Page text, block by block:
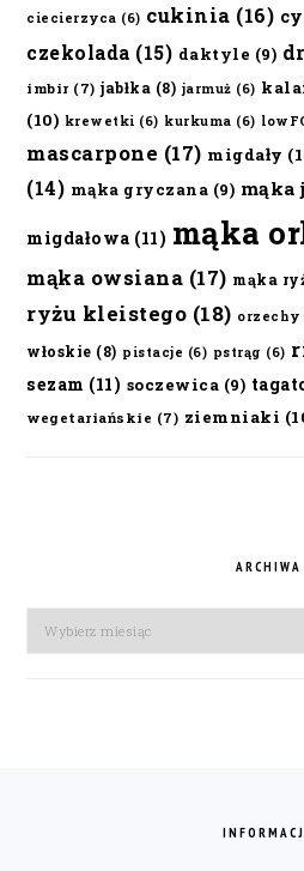
ciecierzyca (6) cukinia (16)
czekolada (15) daktyle (9)
imbir (7) jabłka (8) jarmuż (6)
(10) krewetki (6) kurkuma (6)
mascarpone (17) migdały
(14) mąka gryczana (9) mąka
migdałowa (11) mąka
mąka owsiana (17) mąka
ryżu kleistego (18) orzechy
włoskie (8) pistacje (6) pstrąg (6)
sezam (11) soczewica (9)
wegetariańskie (7) ziemniaki
ARCHIWA
Archiwa